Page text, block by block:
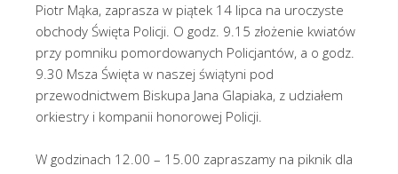
Piotr Mąka, zaprasza w piątek 14 lipca na uroczyste
obchody Święta Policji. O godz. 9.15 złożenie kwiatów
przy pomniku pomordowanych Policjantów, a o godz.
9.30 Msza Święta w naszej świątyni pod
przewodnictwem Biskupa Jana Glapiaka, z udziałem
orkiestry i kompanii honorowej Policji.
W godzinach 12.00 – 15.00 zapraszamy na piknik dla